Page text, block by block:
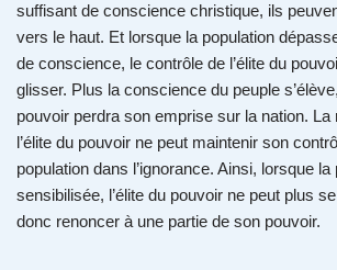
suffisant de conscience christique, ils
vers le haut. Et lorsque la population
de conscience, le contrôle de l’élite du
glisser. Plus la conscience du peuple
pouvoir perdra son emprise sur la nation. La
l’élite du pouvoir ne peut maintenir son
population dans l’ignorance. Ainsi, lorsque
sensibilisée, l’élite du pouvoir ne peut plus
donc renoncer à une partie de son pouvoir.